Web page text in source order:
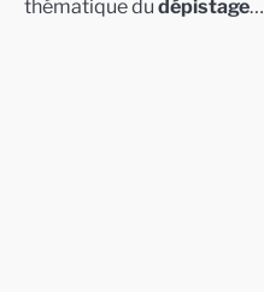
thématique du dépistage…